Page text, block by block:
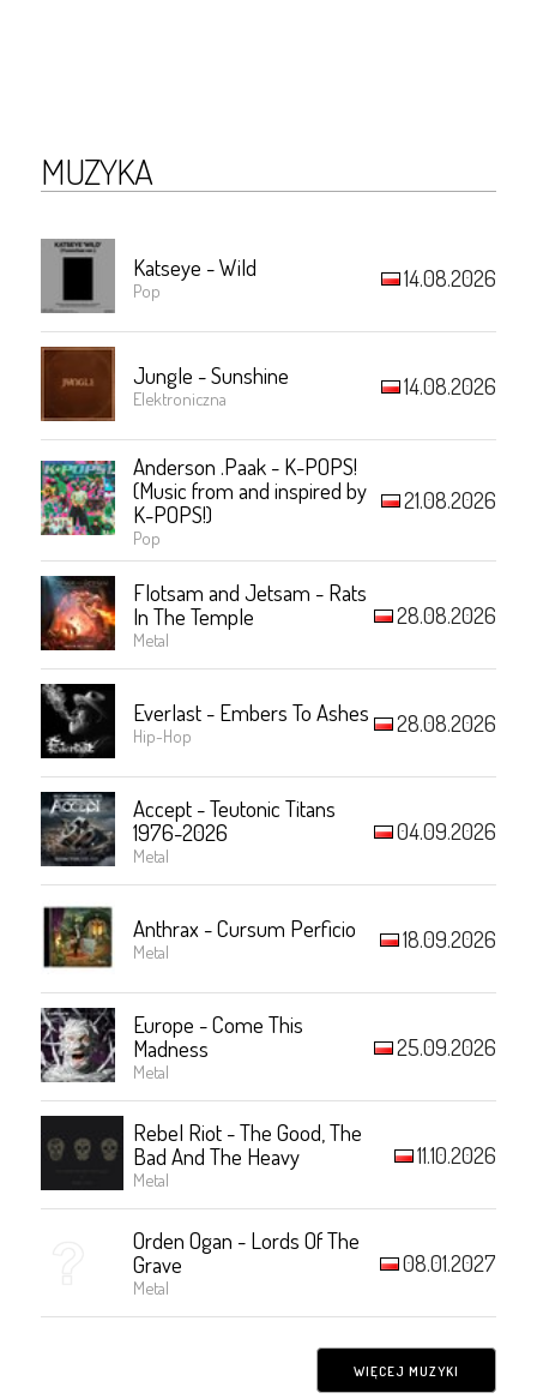
MUZYKA
Katseye - Wild
Pop 14.08.2026
Jungle - Sunshine
Elektroniczna 14.08.2026
Anderson .Paak - K-POPS!
(Music from and inspired by
K-POPS!)
Pop
21.08.2026
Flotsam and Jetsam - Rats
In The Temple
Metal
28.08.2026
Everlast - Embers To Ashes
Hip-Hop 28.08.2026
Accept - Teutonic Titans
1976-2026
Metal
04.09.2026
Anthrax - Cursum Perficio
Metal 18.09.2026
Europe - Come This
Madness
Metal
25.09.2026
Rebel Riot - The Good, The
Bad And The Heavy
Metal
11.10.2026
Orden Ogan - Lords Of The
Grave
Metal
08.01.2027
WIĘCEJ MUZYKI